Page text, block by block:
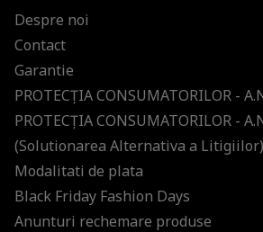
Despre noi
Contact
Garantie
PROTECŢIA CONSUMATORILOR -
PROTECŢIA CONSUMATORILOR -
(Solutionarea Alternativa a Litigiilor)
Modalitati de plata
Black Friday Fashion Days
Anunturi rechemare produse